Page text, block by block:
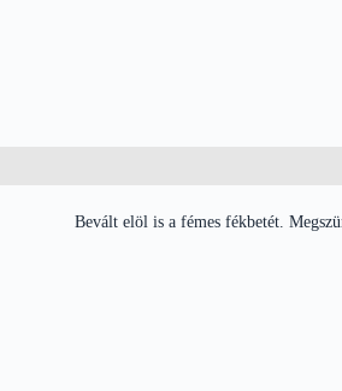
Bevált elöl is a fémes fékbetét.